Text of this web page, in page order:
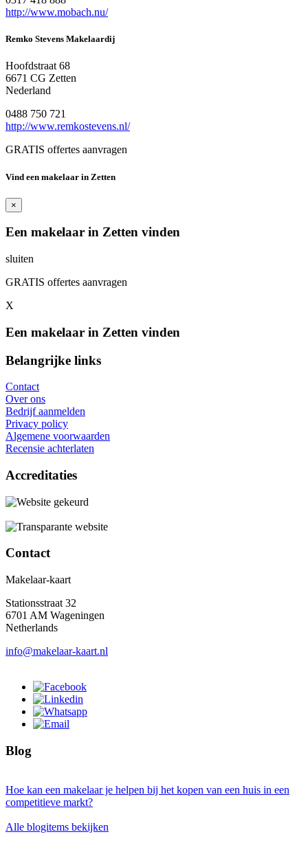
http://www.mobach.nu/
Remko Stevens Makelaardij
Hoofdstraat 68
6671 CG Zetten
Nederland
0488 750 721
http://www.remkostevens.nl/
GRATIS offertes aanvragen
Vind een makelaar in Zetten
×
Een makelaar in Zetten vinden
sluiten
GRATIS offertes aanvragen
X
Een makelaar in Zetten vinden
Belangrijke links
Contact
Over ons
Bedrijf aanmelden
Privacy policy
Algemene voorwaarden
Recensie achterlaten
Accreditaties
Contact
Makelaar-kaart
Stationsstraat 32
6701 AM Wageningen
Netherlands
info@makelaar-kaart.nl
Blog
Hoe kan een makelaar je helpen bij het kopen van een huis in een
competitieve markt?
Alle blogitems bekijken